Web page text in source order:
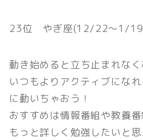
23位 やぎ座(12/22〜1/
動き始めると立ち止まれなく
いつもよりアクティブにな
に動いちゃおう！
おすすめは情報番組や教養番
もっと詳しく勉強したいと